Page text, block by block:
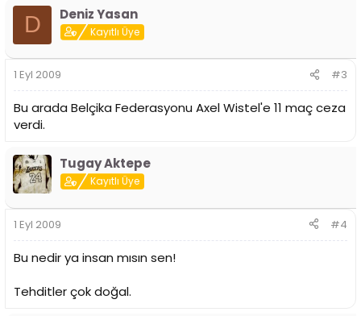
D Deniz Yasan
Kayıtlı Üye
1 Eyl 2009 #3
Bu arada Belçika Federasyonu Axel Wistel'e 11 maç ceza
verdi.
Tugay Aktepe
Kayıtlı Üye
1 Eyl 2009 #4
Bu nedir ya insan mısın sen!
Tehditler çok doğal.